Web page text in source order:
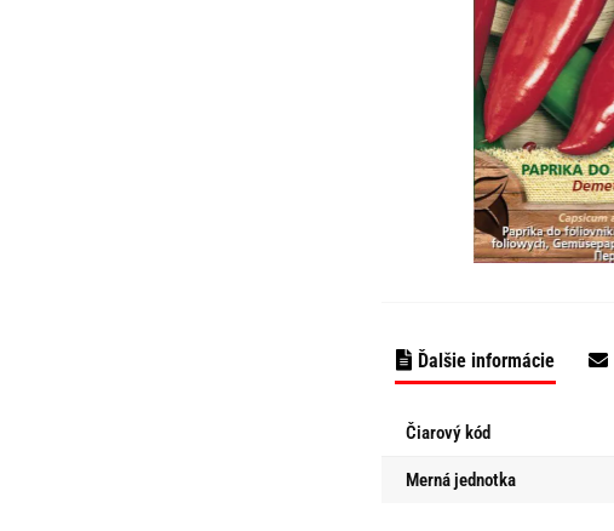
Ďalšie informácie
Čiarový kód
Merná jednotka